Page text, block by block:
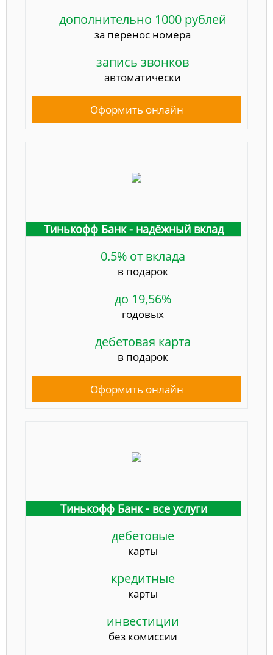
дополнительно 1000 рублей
за перенос номера
запись звонков
автоматически
Оформить онлайн
Тинькофф Банк - надёжный вклад
0.5% от вклада
в подарок
до 19,56%
годовых
дебетовая карта
в подарок
Оформить онлайн
Тинькофф Банк - все услуги
дебетовые
карты
кредитные
карты
инвестиции
без комиссии